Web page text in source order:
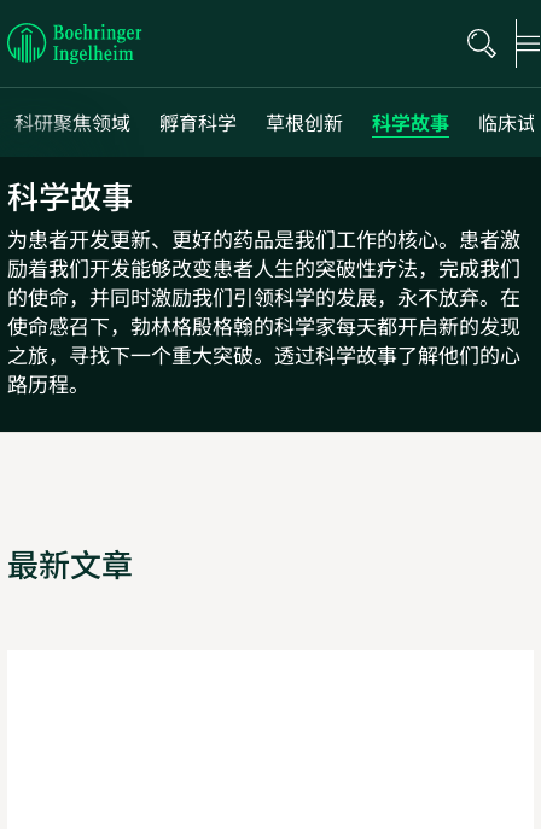
Boehringer
Ingelheim
科研聚焦领域
孵育科学 草根创新 科学故事 临床
Previous
Next
科学故事
为患者开发更新、更好的药品是我们工作的核心。患者激
励着我们开发能够改变患者人生的突破性疗法，完成我们
的使命，并同时激励我们引领科学的发展，永不放弃。在
使命感召下，勃林格殷格翰的科学家每天都开启新的发现
之旅，寻找下一个重大突破。透过科学故事了解他们的心
路历程。
最新文章